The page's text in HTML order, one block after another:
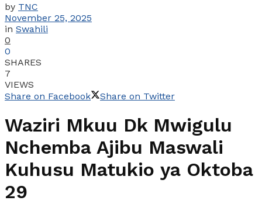
by TNC
November 25, 2025
in Swahili
0
0
SHARES
7
VIEWS
Share on Facebook
Share on Twitter
Waziri Mkuu Dk Mwigulu
Nchemba Ajibu Maswali
Kuhusu Matukio ya Oktoba
29